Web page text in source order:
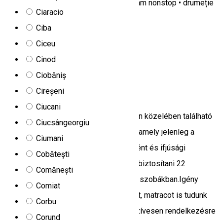
Ciaracio
Ciba
Ciceu
Cinod
Ciobăniș
Cireșeni
Ciucani
Ciucsângeorgiu
Ciumani
Cobătești
Comănești
Comiat
Corbu
Corund
Masa de ping-pong • recepție cu program nonstop • drumeție
Casa Fodor
Csíksomlyón, a Kegytemplom közvetlen közelében található
a Fodor ház, a Fodor család ősi kúriája, amely jelenleg a
Csibész Ifjúsági Egyesület központjaként és ifjúsági
szállóként is működik. Szállást tudunk biztosítani 22
személy részére 2, 3, 4 illetve 6 ágyas szobákban.Igény
szerint nagyobb csoportoknak pótágyat, matracot is tudunk
biztosítani. Közösségi termeinket is szívesen rendelkezésre